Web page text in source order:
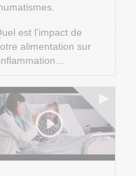
est l’impact de
alimentation sur